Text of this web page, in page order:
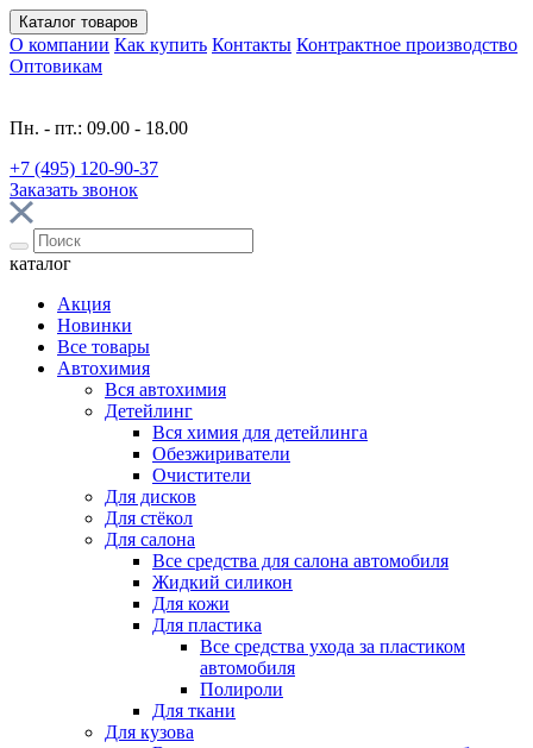
Каталог товаров
О компании Как купить Контакты Контрактное производство
Оптовикам
Пн. - пт.: 09.00 - 18.00
+7 (495) 120-90-37
Заказать звонок
каталог
Акция
Новинки
Все товары
Автохимия
Вся автохимия
Детейлинг
Вся химия для детейлинга
Обезжириватели
Очистители
Для дисков
Для стёкол
Для салона
Все средства для салона автомобиля
Жидкий силикон
Для кожи
Для пластика
Все средства ухода за пластиком
автомобиля
Полироли
Для ткани
Для кузова